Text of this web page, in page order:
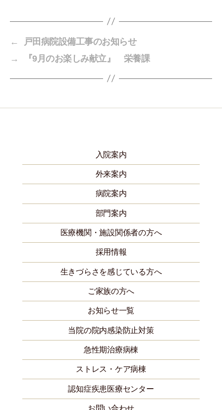
←
戸田病院設備工事のお知らせ
→
『9月のお楽しみ献立』 栄養課
入院案内
外来案内
病院案内
部門案内
医療機関・施設関係者の方へ
採用情報
生きづらさを感じている方へ
ご家族の方へ
お知らせ一覧
当院の院内感染防止対策
急性期治療病棟
ストレス・ケア病棟
認知症疾患医療センター
お問い合わせ